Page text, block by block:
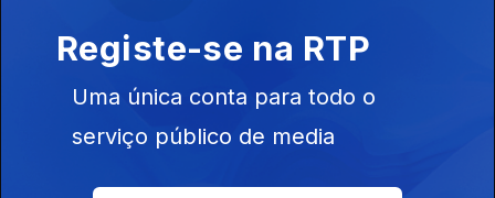
09 set. 2019
Registe-se na RTP
Uma única conta para todo o
serviço público de media